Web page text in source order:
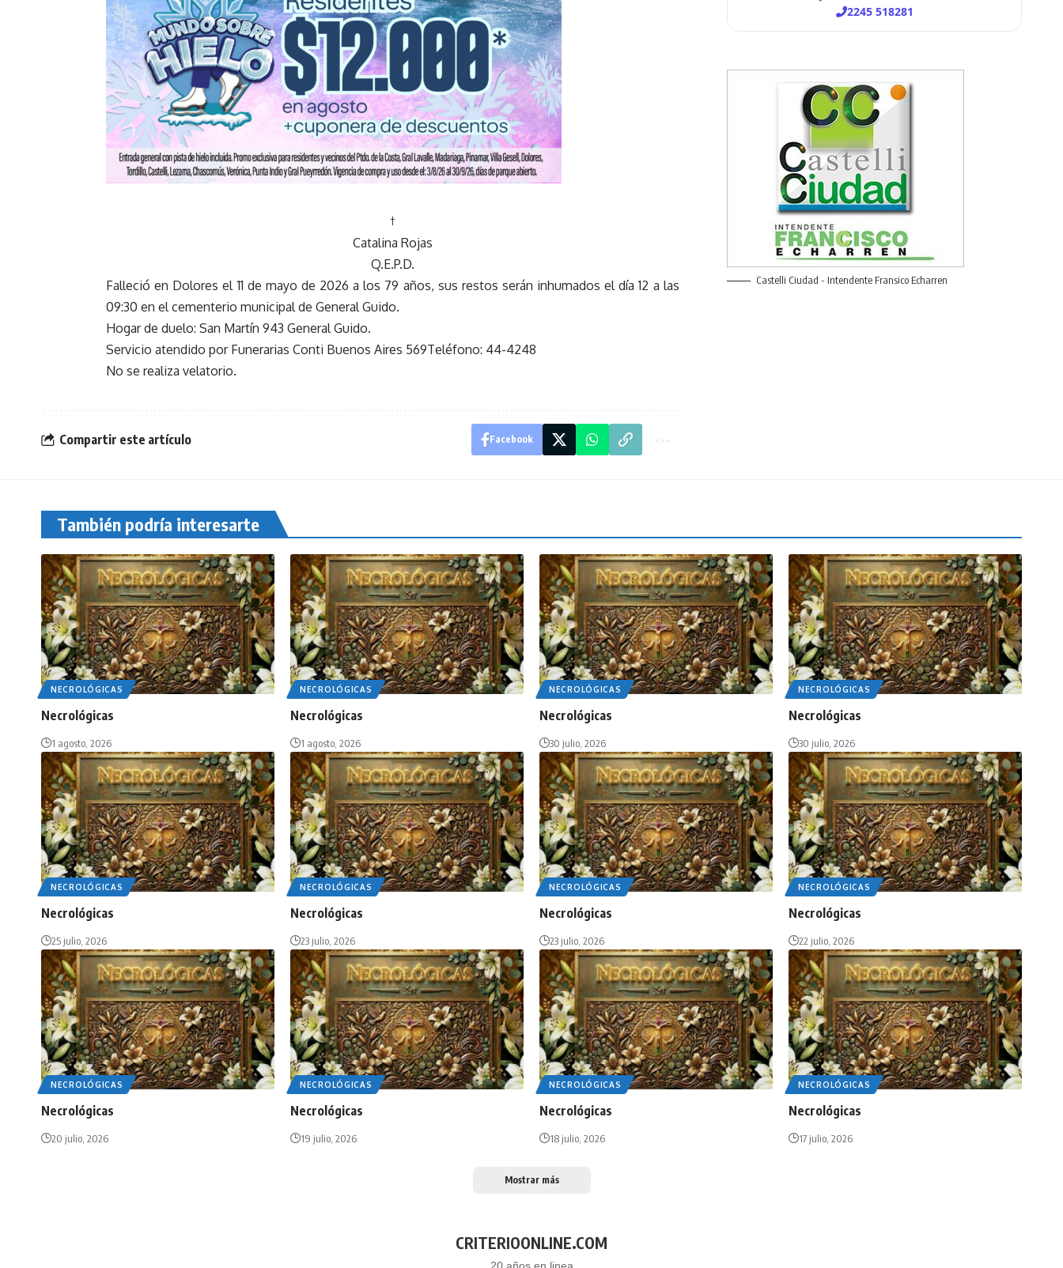
†
Catalina Rojas
Q.E.P.D.
Falleció en Dolores el 11 de mayo de 2026 a los 79 años, sus restos serán inhumados el día 12 a las
09:30 en el cementerio municipal de General Guido.
Hogar de duelo: San Martín 943 General Guido.
Servicio atendido por Funerarias Conti Buenos Aires 569Teléfono: 44-4248
No se realiza velatorio.
Compartir este artículo Facebook
Castelli Ciudad - Intendente Fransico Echarren
También podría interesarte
NECROLÓGICAS
Necrológicas
1 agosto, 2026
NECROLÓGICAS
Necrológicas
1 agosto, 2026
NECROLÓGICAS
Necrológicas
30 julio, 2026
NECROLÓGICAS
Necrológicas
30 julio, 2026
NECROLÓGICAS
Necrológicas
25 julio, 2026
NECROLÓGICAS
Necrológicas
23 julio, 2026
NECROLÓGICAS
Necrológicas
23 julio, 2026
NECROLÓGICAS
Necrológicas
22 julio, 2026
NECROLÓGICAS
Necrológicas
20 julio, 2026
NECROLÓGICAS
Necrológicas
19 julio, 2026
NECROLÓGICAS
Necrológicas
18 julio, 2026
NECROLÓGICAS
Necrológicas
17 julio, 2026
Mostrar más
CRITERIOONLINE.COM